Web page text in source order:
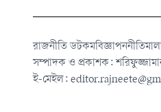
রাজনীতি ডটকমবিজ্ঞাপন
সম্পাদক ও প্রকাশক:
ই-মেইল: